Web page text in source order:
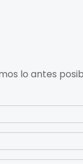
lo antes